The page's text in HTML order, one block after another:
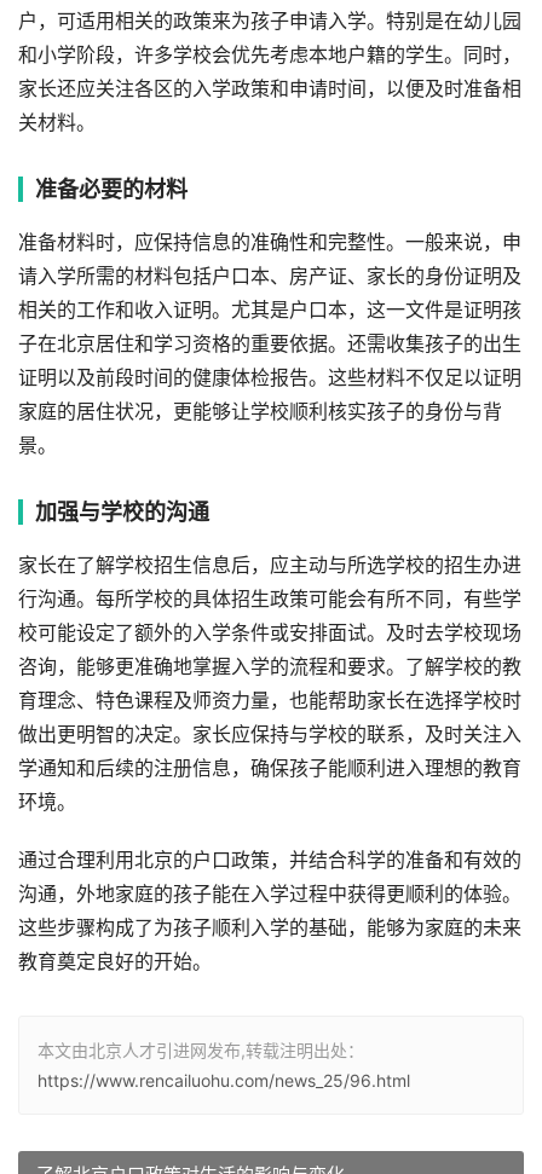
户，可适用相关的政策来为孩子申请入学。特别是在幼儿园
和小学阶段，许多学校会优先考虑本地户籍的学生。同时，
家长还应关注各区的入学政策和申请时间，以便及时准备相
关材料。
准备必要的材料
准备材料时，应保持信息的准确性和完整性。一般来说，申
请入学所需的材料包括户口本、房产证、家长的身份证明及
相关的工作和收入证明。尤其是户口本，这一文件是证明孩
子在北京居住和学习资格的重要依据。还需收集孩子的出生
证明以及前段时间的健康体检报告。这些材料不仅足以证明
家庭的居住状况，更能够让学校顺利核实孩子的身份与背
景。
加强与学校的沟通
家长在了解学校招生信息后，应主动与所选学校的招生办进
行沟通。每所学校的具体招生政策可能会有所不同，有些学
校可能设定了额外的入学条件或安排面试。及时去学校现场
咨询，能够更准确地掌握入学的流程和要求。了解学校的教
育理念、特色课程及师资力量，也能帮助家长在选择学校时
做出更明智的决定。家长应保持与学校的联系，及时关注入
学通知和后续的注册信息，确保孩子能顺利进入理想的教育
环境。
通过合理利用北京的户口政策，并结合科学的准备和有效的
沟通，外地家庭的孩子能在入学过程中获得更顺利的体验。
这些步骤构成了为孩子顺利入学的基础，能够为家庭的未来
教育奠定良好的开始。
本文由北京人才引进网发布,转载注明出处：
https://www.rencailuohu.com/news_25/96.html